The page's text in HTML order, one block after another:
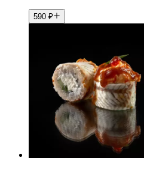
590 ₽